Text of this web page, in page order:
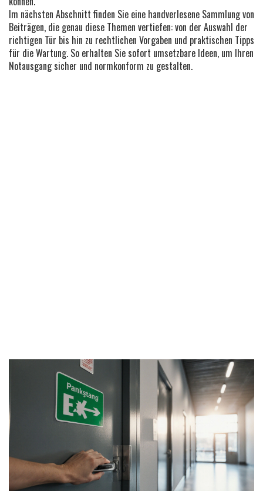
Im nächsten Abschnitt finden Sie eine handverlesene Sammlung von
Beiträgen, die genau diese Themen vertiefen: von der Auswahl der
richtigen Tür bis hin zu rechtlichen Vorgaben und praktischen Tipps
für die Wartung. So erhalten Sie sofort umsetzbare Ideen, um Ihren
Notausgang sicher und normkonform zu gestalten.